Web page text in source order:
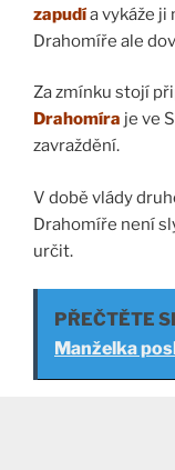
zapudía vykáže ji
Drahomíře ale
Za zmínku stojí
Drahomíra je ve
zavraždění.
V době vlády
Drahomíře není
určit.
PŘEČTĚTE
Manželka